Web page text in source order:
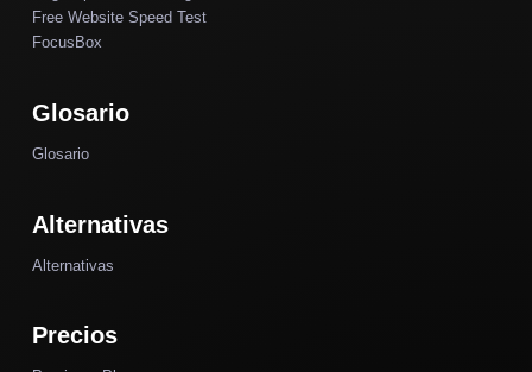
Free Website Speed Test
FocusBox
Glosario
Glosario
Alternativas
Alternativas
Precios